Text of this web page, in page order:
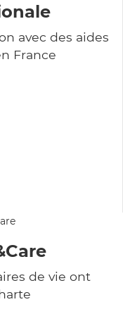
avec des aides
France
de vie ont